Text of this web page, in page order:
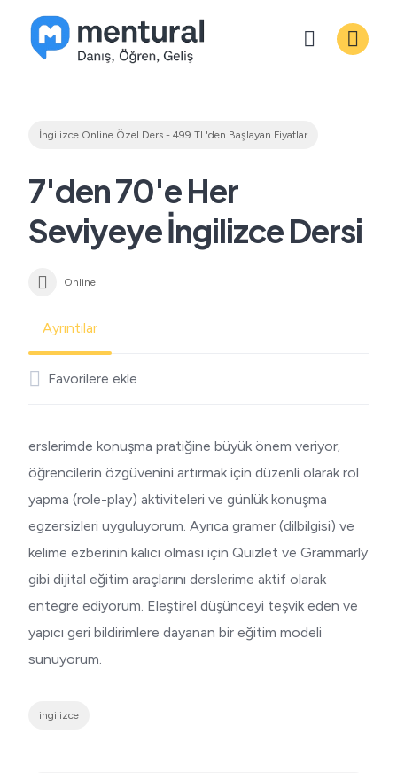
content
İngilizce Online Özel Ders - 499 TL'den Başlayan Fiyatlar
7'den 70'e Her
Seviyeye İngilizce Dersi
Online
Ayrıntılar
Favorilere ekle
erslerimde konuşma pratiğine büyük önem veriyor;
öğrencilerin özgüvenini artırmak için düzenli olarak rol
yapma (role-play) aktiviteleri ve günlük konuşma
egzersizleri uyguluyorum. Ayrıca gramer (dilbilgisi) ve
kelime ezberinin kalıcı olması için Quizlet ve Grammarly
gibi dijital eğitim araçlarını derslerime aktif olarak
entegre ediyorum. Eleştirel düşünceyi teşvik eden ve
yapıcı geri bildirimlere dayanan bir eğitim modeli
sunuyorum.
ingilizce